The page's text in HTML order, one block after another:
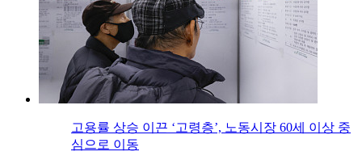
고용률 상승 이끈 ‘고령층’, 노동시장 60세 이상 중
심으로 이동